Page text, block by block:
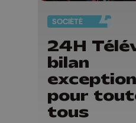
SOCIÉTÉ
24H
bilan
pour
tous